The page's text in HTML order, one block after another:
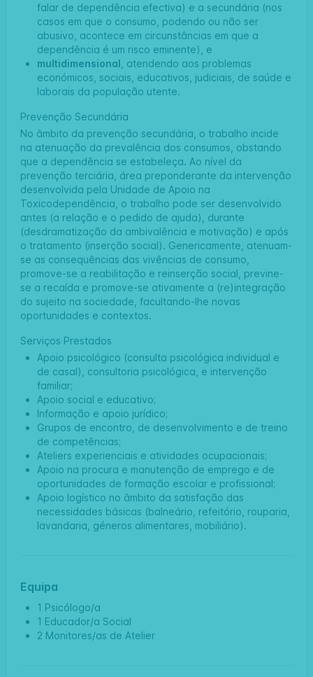
falar de dependência efectiva) e a secundária (nos
casos em que o consumo, podendo ou não ser
abusivo, acontece em circunstâncias em que a
dependência é um risco eminente), e
multidimensional , atendendo aos problemas
económicos, sociais, educativos, judiciais, de saúde e
laborais da população utente.
Prevenção Secundária
No âmbito da prevenção secundária, o trabalho incide
na atenuação da prevalência dos consumos, obstando
que a dependência se estabeleça. Ao nível da
prevenção terciária, área preponderante da intervenção
desenvolvida pela Unidade de Apoio na
Toxicodependência, o trabalho pode ser desenvolvido
antes (a relação e o pedido de ajuda), durante
(desdramatização da ambivalência e motivação) e após
o tratamento (inserção social). Genericamente, atenuam-
se as consequências das vivências de consumo,
promove-se a reabilitação e reinserção social, previne-
se a recaída e promove-se ativamente a (re)integração
do sujeito na sociedade, facultando-lhe novas
oportunidades e contextos.
Serviços Prestados
Apoio psicológico (consulta psicológica individual e
de casal), consultoria psicológica, e intervenção
familiar;
Apoio social e educativo;
Informação e apoio jurídico;
Grupos de encontro, de desenvolvimento e de treino
de competências;
Ateliers experienciais e atividades ocupacionais;
Apoio na procura e manutenção de emprego e de
oportunidades de formação escolar e profissional;
Apoio logístico no âmbito da satisfação das
necessidades básicas (balneário, refeitório, rouparia,
lavandaria, géneros alimentares, mobiliário).
Equipa
1 Psicólogo/a
1 Educador/a Social
2 Monitores/as de Atelier